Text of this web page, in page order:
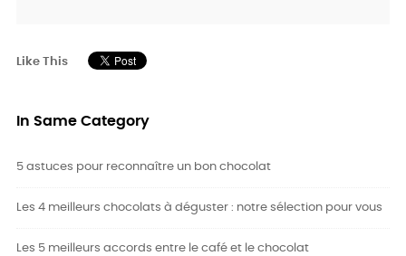
Like This
In Same Category
5 astuces pour reconnaître un bon chocolat
Les 4 meilleurs chocolats à déguster : notre sélection pour vous
Les 5 meilleurs accords entre le café et le chocolat